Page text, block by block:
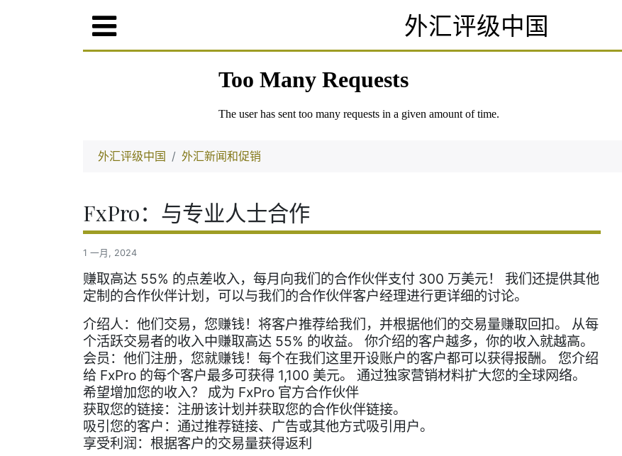
外汇评级中国
外汇评级中国 外汇新闻和促销
FxPro：与专业人士合作
1 一月, 2024
赚取高达 55% 的点差收入，每月向我们的合作伙伴支付 300 万美元！ 我们还提供其他
定制的合作伙伴计划，可以与我们的合作伙伴客户经理进行更详细的讨论。
介绍人：他们交易，您赚钱！将客户推荐给我们，并根据他们的交易量赚取回扣。 从每
个活跃交易者的收入中赚取高达 55% 的收益。 你介绍的客户越多，你的收入就越高。
会员：他们注册，您就赚钱！每个在我们这里开设账户的客户都可以获得报酬。 您介绍
给 FxPro 的每个客户最多可获得 1,100 美元。 通过独家营销材料扩大您的全球网络。
希望增加您的收入？ 成为 FxPro 官方合作伙伴
获取您的链接：注册该计划并获取您的合作伙伴链接。
吸引您的客户：通过推荐链接、广告或其他方式吸引用户。
享受利润：根据客户的交易量获得返利